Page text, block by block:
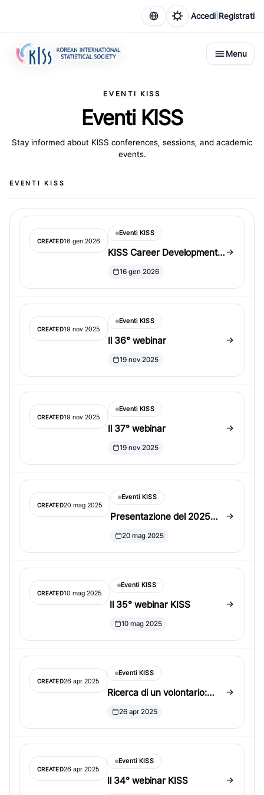
Accedi Registrati
Menu
EVENTI KISS
Eventi KISS
Stay informed about KISS conferences, sessions, and academic
events.
EVENTI KISS
CREATED16 gen 2026
Eventi KISS
KISS Career Development
Award e KISS Mid-Career
16 gen 2026
CREATED19 nov 2025
Eventi KISS
Il 36° webinar
19 nov 2025
CREATED19 nov 2025
Eventi KISS
Il 37° webinar
19 nov 2025
CREATED20 mag 2025
Eventi KISS
Presentazione del 2025
KISS Outstanding Student
20 mag 2025
CREATED10 mag 2025
Eventi KISS
Il 35° webinar KISS
10 mag 2025
CREATED26 apr 2025
Eventi KISS
Ricerca di un volontario:
posizione di KISS Program
26 apr 2025
CREATED26 apr 2025
Eventi KISS
Il 34° webinar KISS